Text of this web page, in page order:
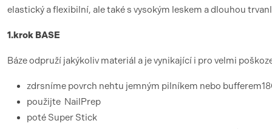
elastický a flexibilní, ale také s vysokým leskem a dlouhou
1.krok BASE
Báze odpruží jakýkoliv materiál a je vynikající i pro velmi
zdrsníme povrch nehtu jemným pilníkem nebo
použijte NailPrep
poté Super Stick